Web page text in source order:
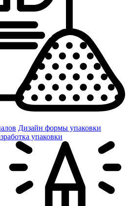
Дизайн формы упаковки
упаковки